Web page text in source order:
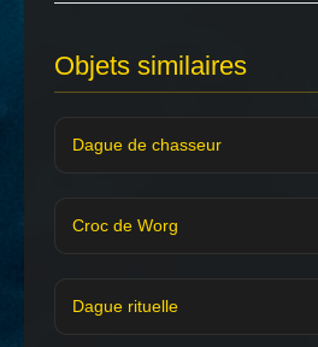
Objets similaires
Dague de chasseur
Croc de Worg
Dague rituelle